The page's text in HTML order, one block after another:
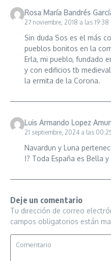
Rosa María Bandrés
27 noviembre, 2018 a las 19:38
Sin duda Sos es el más
pueblos bonitos en la
Erla, mi pueblo, fundado
y con edificios tb
la ermita de la Corona.
Luis Armando Lopez
21 septiembre, 2024 a las
Navardun y Luna
!? Toda España es Bella
Deje un comentario
Tu dirección de correo
campos obligatorios están